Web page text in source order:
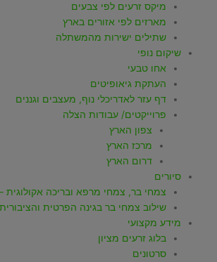
מיקס זרעים לפי צבעים
מארזים לפי אזורים בארץ
שתילים ישירות מהמשתלה
שיקום נופי
אחו טבעי
העתקת גיאופיטים
דף עזר לאדריכלי נוף, מעצבים וגננים
פרוייקטים/ עבודות הצלה
צפון הארץ
מרכז הארץ
דרום הארץ
סיורים
צמחי בר, צמחי מרפא ובריכה אקולוגית
שילוב צמחי בר בגינה הפרטית
מידע מקצועי
בלוג זרעים מציון
סרטונים